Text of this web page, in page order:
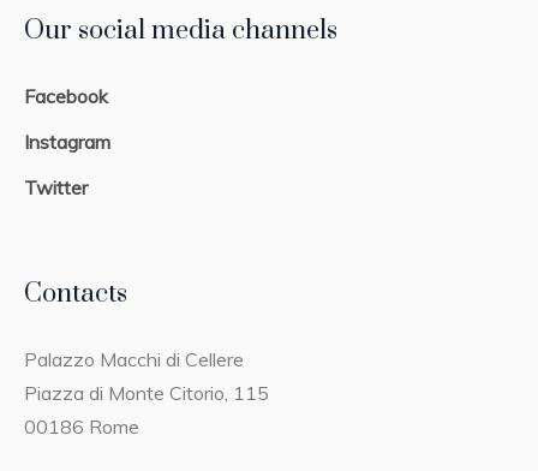
Our social media channels
Facebook
Instagram
Twitter
Contacts
Palazzo Macchi di Cellere
Piazza di Monte Citorio, 115
00186 Rome